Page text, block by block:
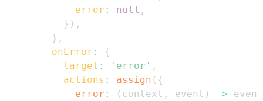
error : null ,
} ) ,
} ,
onError :
{
target : 'error' ,
actions : assign ( {
error : ( context , event ) => event